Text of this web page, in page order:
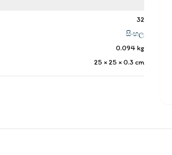
32
සිංහල
0.094 kg
25 × 25 × 0.3 cm